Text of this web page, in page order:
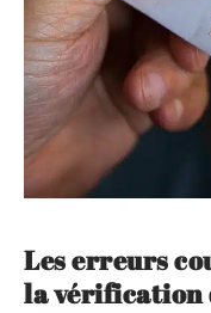
Les erreurs
la vérification